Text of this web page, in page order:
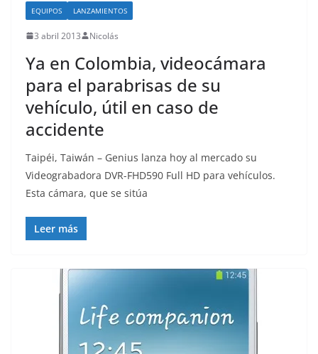
EQUIPOS LANZAMIENTOS
3 abril 2013 Nicolás
Ya en Colombia, videocámara
para el parabrisas de su
vehículo, útil en caso de
accidente
Taipéi, Taiwán – Genius lanza hoy al mercado su
Videograbadora DVR-FHD590 Full HD para vehículos.
Esta cámara, que se sitúa
Leer más